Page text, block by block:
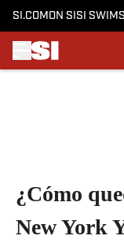
SI.COM ON SI SI
¿Cómo
New York